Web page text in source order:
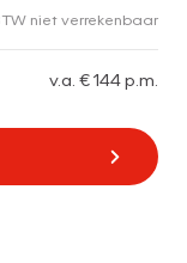
niet verrekenbaar
v.a. € 144 p.m.